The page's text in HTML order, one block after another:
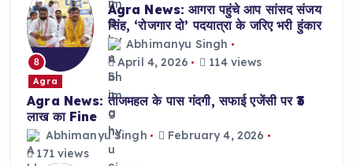
8
Agra News: आगरा पहुंचे आप सांसद संजय
सिंह, ‘रोजगार दो’ पदयात्रा के जरिए भरी हुंकार
Abhimanyu Singh
April 4, 2026
114 views
Agra
Agra News: ताजमहल के पास गंदगी, सफाई एजेंसी पर ₹3
लाख का Fine
Abhimanyu Singh
February 4, 2026
171 views